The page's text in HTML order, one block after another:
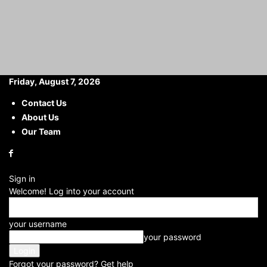
Friday, August 7, 2026
Contact Us
About Us
Our Team
Sign in
Welcome! Log into your account
your username
your password
Forgot your password? Get help
Home Career
Bank में बम्पर नौकरियां ग्रेजुएट्स...
Abundant Job
Opportunities in Central
Bank: Central Bank में बम्पर
नौकरियां ग्रेजुएट्स के लिए शानदार
अवसर, शानदार सैलरी मिलेगी
Anjali rajput